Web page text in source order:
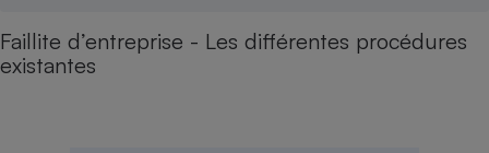
Faillite d’entreprise - Les différentes procédures
existantes